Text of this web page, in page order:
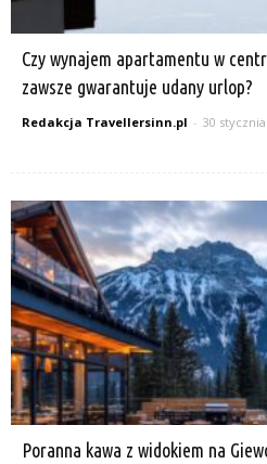
Czy wynajem apartamentu w
zawsze gwarantuje udany urlop?
Redakcja Travellersinn.pl - 30
Poranna kawa z widokiem na